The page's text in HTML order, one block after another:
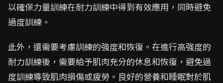
以確保力量訓練在耐力訓練中得到有效應用，同時避免
過度訓練。
此外，還需要考慮訓練的強度和恢復。在進行高強度的
耐力訓練後，需要給予肌肉充分的休息和恢復，避免過
度訓練導致肌肉損傷或疲勞。良好的營養和睡眠對於肌